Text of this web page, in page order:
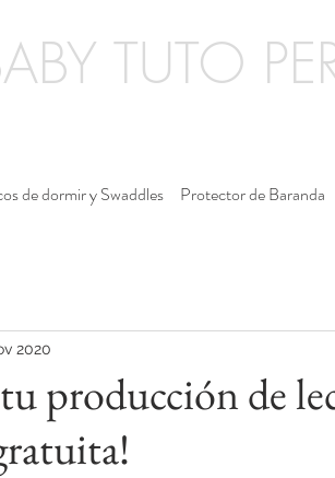
TUTO
de dormir y Swaddles Protector de Baranda
producción de
2020